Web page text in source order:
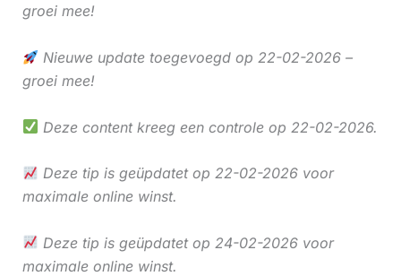
groei mee!
Nieuwe update toegevoegd op 22-02-2026 –
groei mee!
Deze content kreeg een controle op 22-02-2026.
Deze tip is geüpdatet op 22-02-2026 voor
maximale online winst.
Deze tip is geüpdatet op 24-02-2026 voor
maximale online winst.